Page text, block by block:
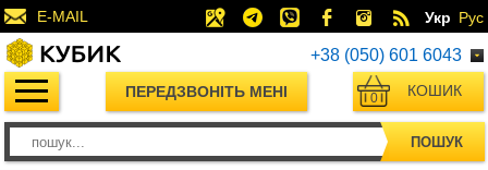
E-MAIL Укр Рус
+38 (050) 601 6043
ПЕРЕДЗВОНІТЬ МЕНІ КОШИК
0
ПОШУК